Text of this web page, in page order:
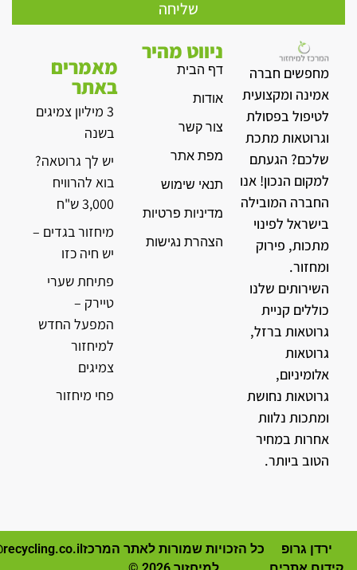
שליחה
מחפשים חברה
אמינה ומקצועית
לטיפול בפסולת
וגרוטאות מתכת
שלכם? הגעתם
למקום הנכון! אנו
החברה המובילה
בישראל לפינוי
מתכות, פירוק
ומחזור.
השירותים שלנו
כוללים קניית
גרוטאות ברזל,
גרוטאות
אלומיניום,
גרוטאות נחושת
ומתכות נלוות
אחרות במחיר
הטוב ביותר.
ניווט מהיר
דף הבית
אודות
צור קשר
מפת אתר
תנאי שימוש
מדיניות פרטיות
הצהרת נגישות
מאמרים
באתר
3 מיליון צמיגים
בשנה
יש לך גרוטאה?
בוא להרוויח
3,000 ש"ח
מיחזור בגדים –
יש חיה כזו
פתיחת שערי
טיירק –
המפעל החדש
למיחזור
צמיגים
פחי מיחזור
ירדן גרופ
כל הזכויות שמורות לאתר המרכז